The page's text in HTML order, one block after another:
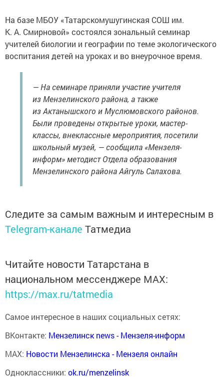
На базе МБОУ «Татарскомушугинская СОШ им.
К. А. Смирновой» состоялся зональный семинар
учителей биологии и географии по теме экологического
воспитания детей на уроках и во внеурочное время.
— На семинаре приняли участие учителя
из Мензелинского района, а также
из Актанышского и Муслюмовского районов.
Были проведены открытые уроки, мастер-
классы, внеклассные мероприятия, посетили
школьный музей, — сообщила «Мензеля-
информ» методист Отдела образования
Мензелинского района Айгуль Салахова.
Следите за самым важным и интересным в
Telegram-канале Татмедиа
Читайте новости Татарстана в
национальном мессенджере MАХ:
https://max.ru/tatmedia
Самое интересное в наших социальных сетях:
ВКонтакте: Мензелинск news - Мензеля-информ
MAX: Новости Мензелинска - Мензеля онлайн
Одноклассники: ok.ru/menzelinsk